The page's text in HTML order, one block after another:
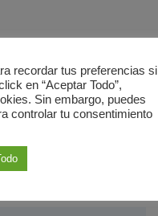
recordar tus preferencias si
en “Aceptar Todo”,
Sin embargo, puedes
controlar tu consentimiento